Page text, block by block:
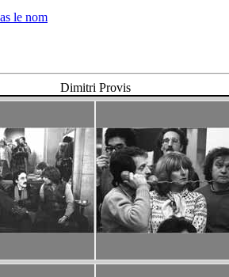
le nom
Dimitri Provis